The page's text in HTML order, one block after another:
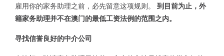
雇用你的家务助理之前，必先留意这项规则。 到 目前为止，外
籍家务助理并不在澳门的最低工资法例的范围之内。
寻找信誉良好的中介公司